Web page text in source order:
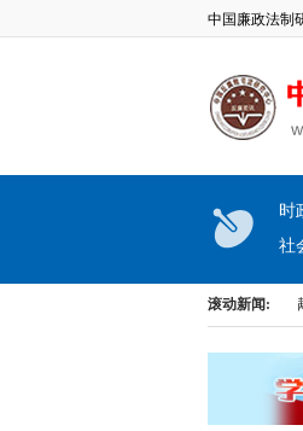
中国廉政法制
时
社
滚动新闻:
最高检依法对刘满仓决